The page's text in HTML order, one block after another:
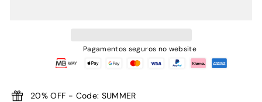
Pagamentos seguros no website
20% OFF - Code: SUMMER